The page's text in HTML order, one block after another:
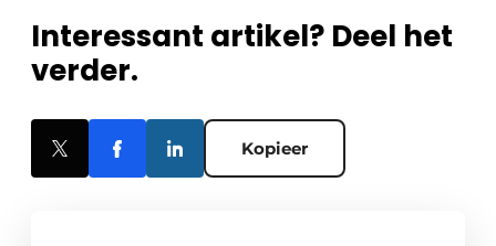
Interessant artikel? Deel het
verder.
Kopieer